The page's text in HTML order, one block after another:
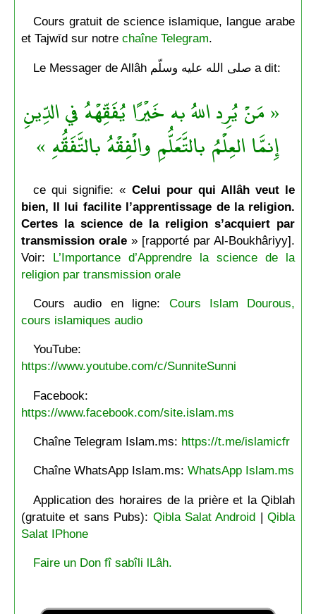
Cours gratuit de science islamique, langue arabe
et Tajwīd sur notre chaîne Telegram.
Le Messager de Allâh صلى الله عليه وسلّم a dit:
« مَنْ يُرِد اللهُ به خَيْرًا يُفَقِّهْهُ في الدِّينِ
إِنمَّا العِلْمُ بالتَّعَلُّمِ والْفِقْهُ بالتَّفَقُّهِ »
ce qui signifie: « Celui pour qui Allâh veut le
bien, Il lui facilite l’apprentissage de la religion.
Certes la science de la religion s’acquiert par
transmission orale» [rapporté par Al-Boukhâriyy].
Voir: L’Importance d’Apprendre la science de la
religion par transmission orale
Cours audio en ligne: Cours Islam Dourous,
cours islamiques audio
YouTube:
https://www.youtube.com/c/SunniteSunni
Facebook:
https://www.facebook.com/site.islam.ms
Chaîne Telegram Islam.ms: https://t.me/islamicfr
Chaîne WhatsApp Islam.ms: WhatsApp Islam.ms
Application des horaires de la prière et la Qiblah
(gratuite et sans Pubs): Qibla Salat Android |Qibla
Salat IPhone
Faire un Don fî sabîli lLâh.